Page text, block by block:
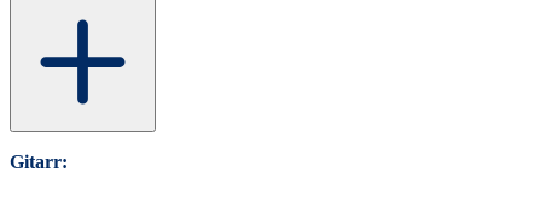
Gitarr: